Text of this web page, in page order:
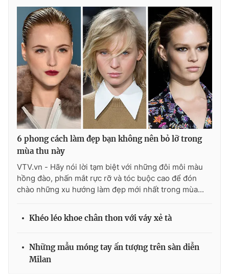
6 phong cách làm đẹp bạn không nên bỏ lỡ trong
mùa thu này
VTV.vn - Hãy nói lời tạm biệt với những đôi môi màu
hồng đào, phấn mắt rực rỡ và tóc buộc cao để đón
chào những xu hướng làm đẹp mới nhất trong mùa...
Khéo léo khoe chân thon với váy xẻ tà
Những mẫu móng tay ấn tượng trên sàn diễn
Milan